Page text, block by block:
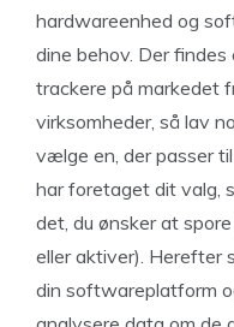
hardwareenhed og
dine behov. Der
trackere på markedet
virksomheder, så lav
vælge en, der passer
har foretaget dit valg,
det, du ønsker at
eller aktiver). Herefter
din softwareplatform